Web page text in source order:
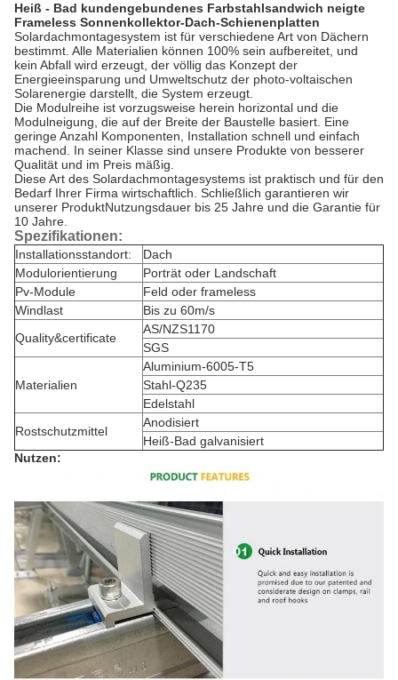
Heiß - Bad kundengebundenes Farbstahlsandwich neigte
Frameless Sonnenkollektor-Dach-Schienenplatten
Solardachmontagesystem ist für verschiedene Art von Dächern
bestimmt. Alle Materialien können 100% sein aufbereitet, und
kein Abfall wird erzeugt, der völlig das Konzept der
Energieeinsparung und Umweltschutz der photo-voltaischen
Solarenergie darstellt, die System erzeugt.
Die Modulreihe ist vorzugsweise herein horizontal und die
Modulneigung, die auf der Breite der Baustelle basiert. Eine
geringe Anzahl Komponenten, Installation schnell und einfach
machend. In seiner Klasse sind unsere Produkte von besserer
Qualität und im Preis mäßig.
Diese Art des Solardachmontagesystems ist praktisch und für den
Bedarf Ihrer Firma wirtschaftlich. Schließlich garantieren wir
unserer ProduktNutzungsdauer bis 25 Jahre und die Garantie für
10 Jahre.
Spezifikationen:
Installationsstandort:
Dach
Modulorientierung
Porträt oder Landschaft
Pv-Module
Feld oder frameless
Windlast
Bis zu 60m/s
Quality&certificate
AS/NZS1170
SGS
Materialien
Aluminium-6005-T5
Stahl-Q235
Edelstahl
Rostschutzmittel
Anodisiert
Heiß-Bad galvanisiert
Nutzen: